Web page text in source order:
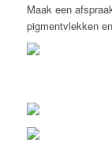
Maak een
pigmentvlekken